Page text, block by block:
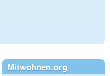
Mitwohnen.org